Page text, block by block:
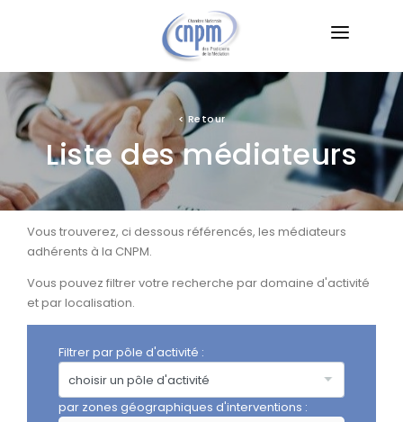
LA CNPM
LA MÉDIATION
TROUVER UN MÉDIATEUR
LES DIFFÉRENTS TYPES DE MÉDIATIONS
VEILLE JURIDIQUE
FORMATIONS
<Retour
Liste des médiateurs
Vous trouverez, ci dessous référencés, les médiateurs
adhérents à la CNPM.
Vous pouvez filtrer votre recherche par domaine d'activité
et par localisation.
Filtrer par pôle d'activité :
par zones géographiques d'interventions :